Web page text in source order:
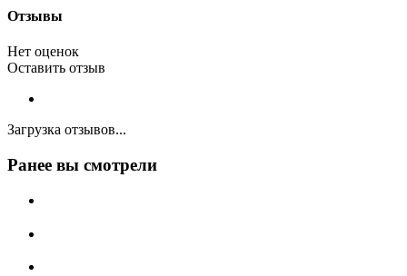
Отзывы
Нет оценок
Оставить отзыв
Загрузка отзывов...
Ранее вы смотрели